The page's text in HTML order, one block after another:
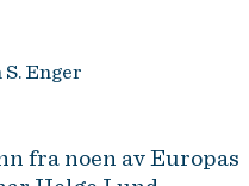
Enger
fra noen av Europas